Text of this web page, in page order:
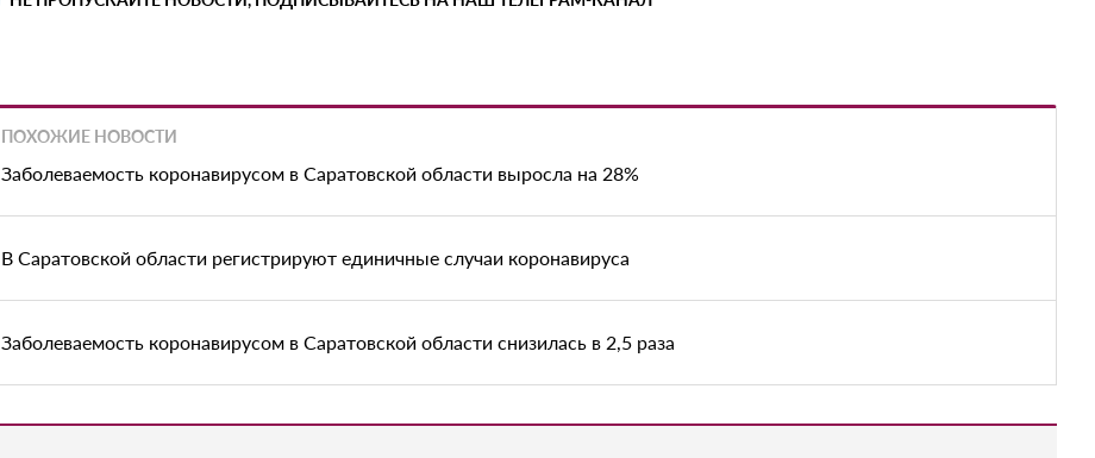
ПОХОЖИЕ НОВОСТИ
Заболеваемость коронавирусом в Саратовской области выросла на 28%
В Саратовской области регистрируют единичные случаи коронавируса
Заболеваемость коронавирусом в Саратовской области снизилась в 2,5 раза